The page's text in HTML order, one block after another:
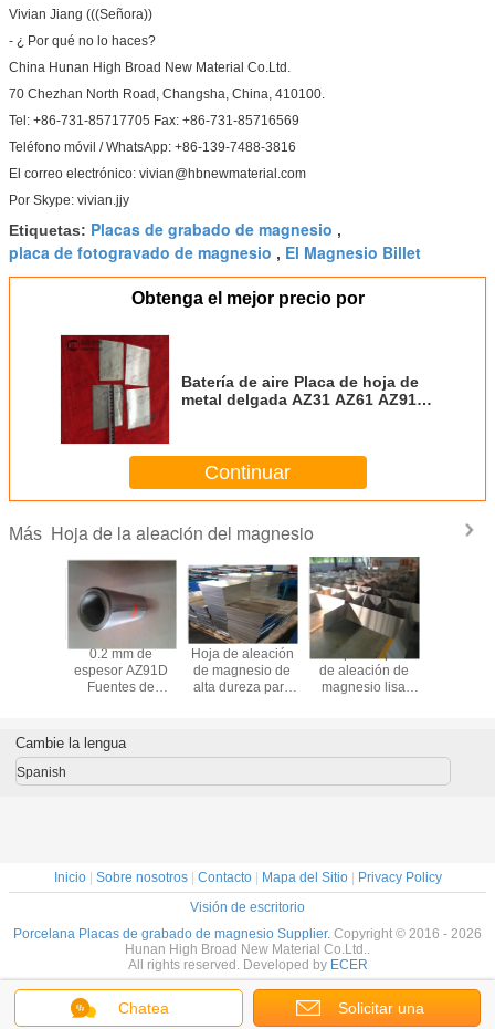
Vivian Jiang (((Señora))
- ¿ Por qué no lo haces?
China Hunan High Broad New Material Co.Ltd.
70 Chezhan North Road, Changsha, China, 410100.
Tel: +86-731-85717705 Fax: +86-731-85716569
Teléfono móvil / WhatsApp: +86-139-7488-3816
El correo electrónico: vivian@hbnewmaterial.com
Por Skype: vivian.jjy
Etiquetas: Placas de grabado de magnesio ,
placa de fotogravado de magnesio , El Magnesio Billet
Obtenga el mejor precio por
Batería de aire Placa de hoja de
metal delgada AZ31 AZ61 AZ91
Continuar
Más Hoja de la aleación del magnesio
de la
de
0.2 mm de
espesor AZ91D
Fuentes de
pruebas de
altavoces de
celulares 0,1 mm
Hoja de aleación
de magnesio de
alta dureza para
Disolver
Plata pulida placa
de aleación de
magnesio lisa
resistencia
para
Chatea Solicitar una
Cambie la lengua
Spanish
Inicio| Sobre nosotros| Contacto| Mapa del Sitio|
Privacy Policy
Visión de escritorio
Porcelana Placas de grabado de magnesio Supplier. Copyright © 2016 - 2026
Hunan High Broad New Material Co.Ltd..
All rights reserved. Developed by ECER